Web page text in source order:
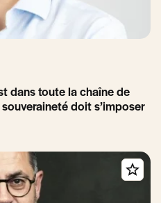
dans toute la chaîne de
doit s’imposer